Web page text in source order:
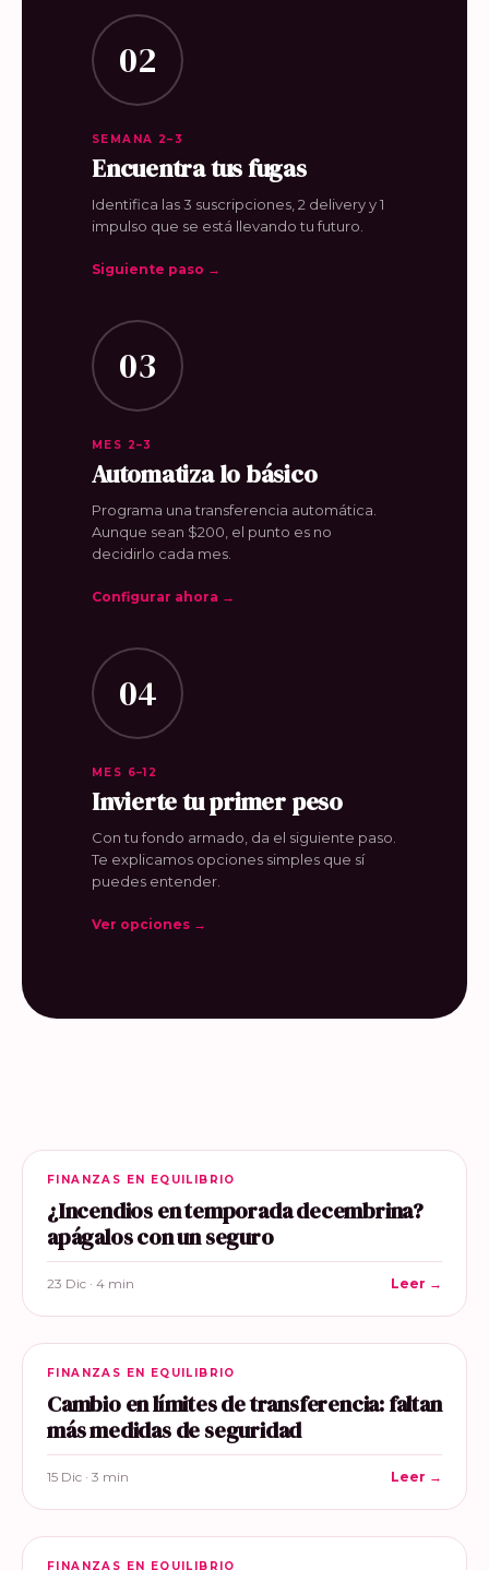
02
SEMANA 2–3
Encuentra tus fugas
Identifica las 3 suscripciones, 2 delivery y 1
impulso que se está llevando tu futuro.
Siguiente paso →
03
MES 2–3
Automatiza lo básico
Programa una transferencia automática.
Aunque sean $200, el punto es no
decidirlo cada mes.
Configurar ahora →
04
MES 6–12
Invierte tu primer peso
Con tu fondo armado, da el siguiente paso.
Te explicamos opciones simples que sí
puedes entender.
Ver opciones →
FINANZAS EN EQUILIBRIO
¿Incendios en temporada decembrina?
apágalos con un seguro
23 Dic · 4 min Leer →
FINANZAS EN EQUILIBRIO
Cambio en límites de transferencia: faltan
más medidas de seguridad
15 Dic · 3 min Leer →
FINANZAS EN EQUILIBRIO